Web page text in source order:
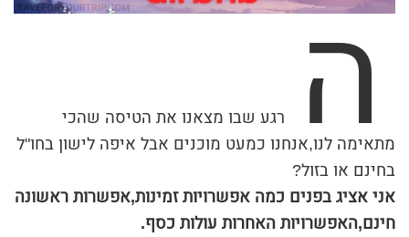
ה
רגע שבו מצאנו את הטיסה שהכי
מתאימה לנו,אנחנו כמעט מוכנים אבל איפה לישון בחו"ל
בחינם או בזול?
אני אציג בפנים כמה אפשרויות זמינות,אפשרות ראשונה
חינם,האפשרויות האחרות עולות כסף.